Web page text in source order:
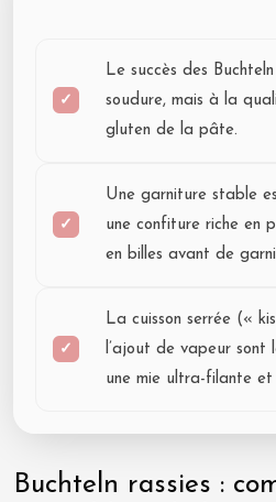
Le succès des
soudure, mais à la
gluten de la pâte.
Une garniture stable
une confiture riche en
en billes avant de
La cuisson serrée («
l’ajout de vapeur sont
une mie ultra-filante et
Buchteln rassies :